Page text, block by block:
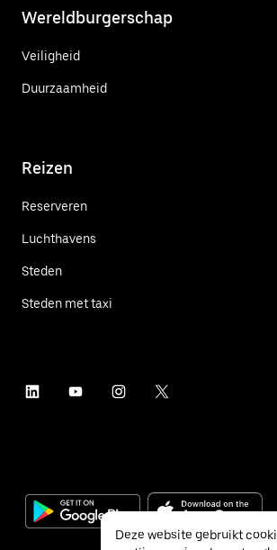
Wereldburgerschap
Veiligheid
Duurzaamheid
Reizen
Reserveren
Luchthavens
Steden
Steden met taxi
Deze website gebruikt